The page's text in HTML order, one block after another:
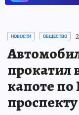
НОВОСТИ ОБЩЕСТВО
прокатил
капоте
проспекту